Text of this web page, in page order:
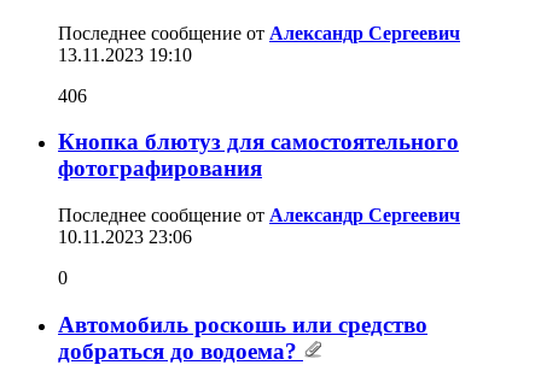
Последнее сообщение от Александр Сергеевич
13.11.2023 19:10
406
Кнопка блютуз для самостоятельного
фотографирования
Последнее сообщение от Александр Сергеевич
10.11.2023 23:06
0
Автомобиль роскошь или средство
добраться до водоема?